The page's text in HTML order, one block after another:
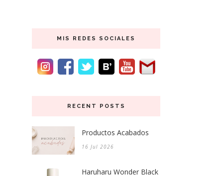
MIS REDES SOCIALES
RECENT POSTS
Productos Acabados
16 Jul 2026
Haruharu Wonder Black